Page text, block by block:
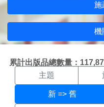
施
機
累計出版品總數量：
機關搜尋
主題
新 => 舊